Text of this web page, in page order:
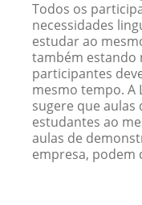
Todos os
necessidades
estudar ao
também estando
participantes
mesmo tempo. A
sugere que
estudantes ao
aulas de
empresa, podem